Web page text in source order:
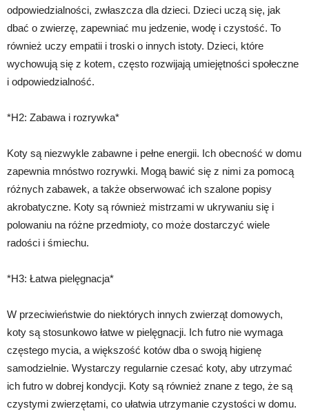
odpowiedzialności, zwłaszcza dla dzieci. Dzieci uczą się, jak
dbać o zwierzę, zapewniać mu jedzenie, wodę i czystość. To
również uczy empatii i troski o innych istoty. Dzieci, które
wychowują się z kotem, często rozwijają umiejętności społeczne
i odpowiedzialność.
*H2: Zabawa i rozrywka*
Koty są niezwykle zabawne i pełne energii. Ich obecność w domu
zapewnia mnóstwo rozrywki. Mogą bawić się z nimi za pomocą
różnych zabawek, a także obserwować ich szalone popisy
akrobatyczne. Koty są również mistrzami w ukrywaniu się i
polowaniu na różne przedmioty, co może dostarczyć wiele
radości i śmiechu.
*H3: Łatwa pielęgnacja*
W przeciwieństwie do niektórych innych zwierząt domowych,
koty są stosunkowo łatwe w pielęgnacji. Ich futro nie wymaga
częstego mycia, a większość kotów dba o swoją higienę
samodzielnie. Wystarczy regularnie czesać koty, aby utrzymać
ich futro w dobrej kondycji. Koty są również znane z tego, że są
czystymi zwierzętami, co ułatwia utrzymanie czystości w domu.